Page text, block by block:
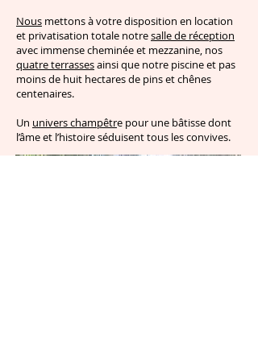
Nous mettons à votre disposition en location
et privatisation totale notresalle de réception
avec immense cheminée et mezzanine, nos
quatre terrassesainsi que notre piscine et pas
moins de huit hectares de pins et chênes
centenaires.
Un univers champêtre pour une bâtisse dont
l’âme et l’histoire séduisent tous les convives.